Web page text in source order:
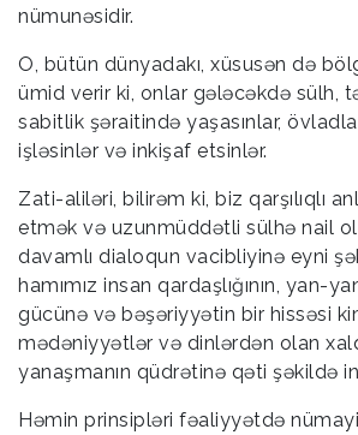
nümunəsidir.
O, bütün dünyadakı, xüsusən də
ümid verir ki, onlar gələcəkdə sülh,
sabitlik şəraitində yaşasınlar,
işləsinlər və inkişaf etsinlər.
Zati-aliləri, bilirəm ki, biz qarşılıqlı
etmək və uzunmüddətli sülhə nail
davamlı dialoqun vacibliyinə eyni
hamımız insan qardaşlığının, yan-
gücünə və bəşəriyyətin bir hissəsi
mədəniyyətlər və dinlərdən olan
yanaşmanın qüdrətinə qəti şəkildə
Həmin prinsipləri fəaliyyətdə